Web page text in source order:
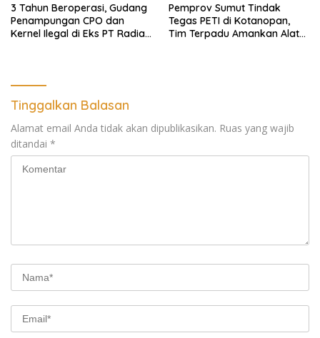
3 Tahun Beroperasi, Gudang
Penampungan CPO dan
Kernel Ilegal di Eks PT Radian
Pemprov Sumut Tindak
Tegas PETI di Kotanopan,
Tim Terpadu Amankan Alat
Tinggalkan Balasan
Alamat email Anda tidak akan dipublikasikan. Ruas yang wajib
ditandai *